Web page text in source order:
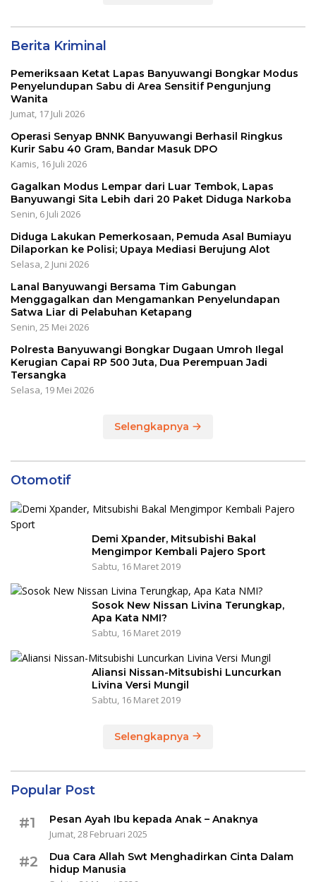
Berita Kriminal
Pemeriksaan Ketat Lapas Banyuwangi Bongkar Modus
Penyelundupan Sabu di Area Sensitif Pengunjung
Wanita
Jumat, 17 Juli 2026
Operasi Senyap BNNK Banyuwangi Berhasil Ringkus
Kurir Sabu 40 Gram, Bandar Masuk DPO
Kamis, 16 Juli 2026
Gagalkan Modus Lempar dari Luar Tembok, Lapas
Banyuwangi Sita Lebih dari 20 Paket Diduga Narkoba
Senin, 6 Juli 2026
Diduga Lakukan Pemerkosaan, Pemuda Asal Bumiayu
Dilaporkan ke Polisi; Upaya Mediasi Berujung Alot
Selasa, 2 Juni 2026
Lanal Banyuwangi Bersama Tim Gabungan
Menggagalkan dan Mengamankan Penyelundapan
Satwa Liar di Pelabuhan Ketapang
Senin, 25 Mei 2026
Polresta Banyuwangi Bongkar Dugaan Umroh Ilegal
Kerugian Capai RP 500 Juta, Dua Perempuan Jadi
Tersangka
Selasa, 19 Mei 2026
Selengkapnya
Otomotif
Demi Xpander, Mitsubishi Bakal
Mengimpor Kembali Pajero Sport
Sabtu, 16 Maret 2019
Sosok New Nissan Livina Terungkap,
Apa Kata NMI?
Sabtu, 16 Maret 2019
Aliansi Nissan-Mitsubishi Luncurkan
Livina Versi Mungil
Sabtu, 16 Maret 2019
Selengkapnya
Popular Post
#1
Pesan Ayah Ibu kepada Anak – Anaknya
Jumat, 28 Februari 2025
#2
Dua Cara Allah Swt Menghadirkan Cinta Dalam
hidup Manusia